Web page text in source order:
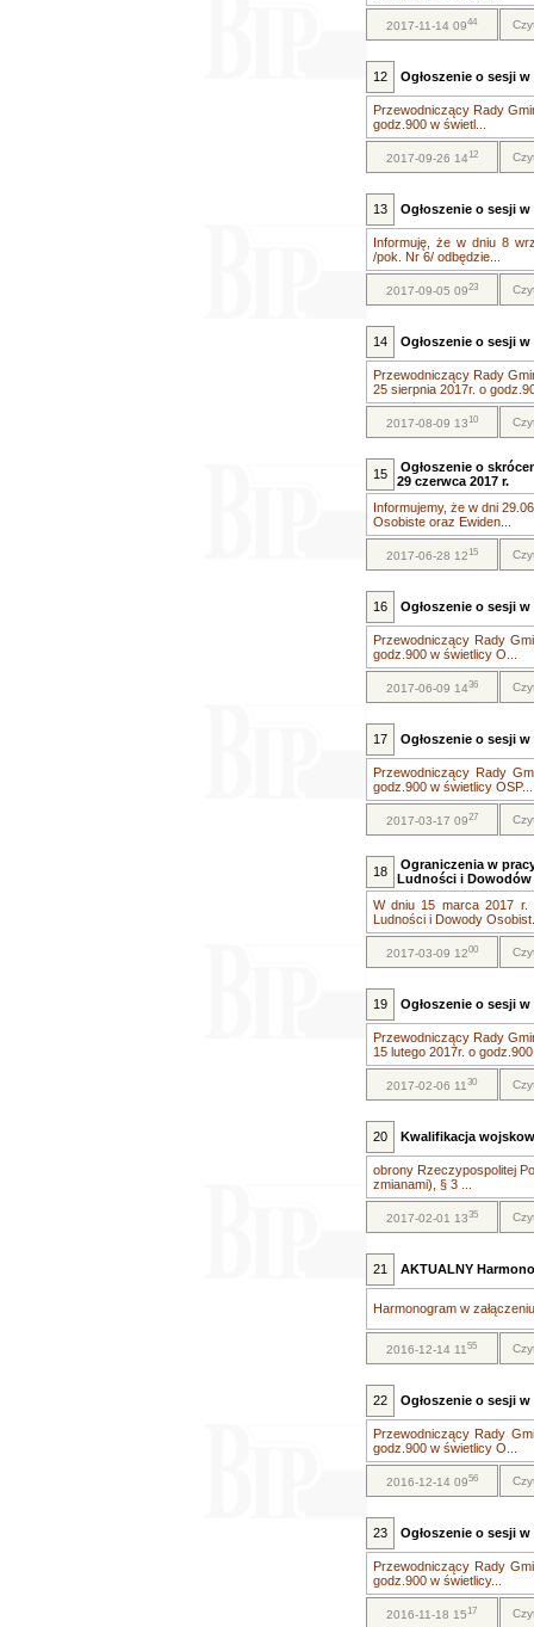
2017-11-14 0944
12 Ogłoszenie o sesji
Przewodniczący Rady
godz.900 w świetl...
2017-09-26 1412
13 Ogłoszenie o sesji
Informuję, że w dniu 8
/pok. Nr 6/ odbędzie...
2017-09-05 0923
14 Ogłoszenie o sesji
Przewodniczący Rady
25 sierpnia 2017r. o
2017-08-09 1310
15
Ogłoszenie o
29 czerwca 2017 r.
Informujemy, że w dni
Osobiste oraz Ewiden...
2017-06-28 1215
16 Ogłoszenie o sesji
Przewodniczący Rady
godz.900 w świetlicy O...
2017-06-09 1436
17 Ogłoszenie o sesji w
Przewodniczący Rady
godz.900 w świetlicy OSP...
2017-03-17 0927
18
Ograniczenia w
Ludności i
W dniu 15 marca 2017 r.
Ludności i Dowody
2017-03-09 1200
19 Ogłoszenie o sesji
Przewodniczący Rady
15 lutego 2017r. o
2017-02-06 1130
20 Kwalifikacja
obrony Rzeczypospolitej
zmianami), § 3 ...
2017-02-01 1335
21 AKTUALNY
Harmonogram w
2016-12-14 1155
22 Ogłoszenie o sesji
Przewodniczący Rady
godz.900 w świetlicy O...
2016-12-14 0956
23 Ogłoszenie o sesji
Przewodniczący Rady
godz.900 w świetlicy...
2016-11-18 1517